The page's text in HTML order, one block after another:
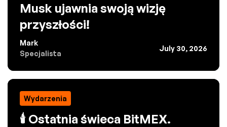
Musk ujawnia swoją wizję
przyszłości!
Mark
Specjalista
July 30, 2026
Wydarzenia
🕯️ Ostatnia świeca BitMEX.